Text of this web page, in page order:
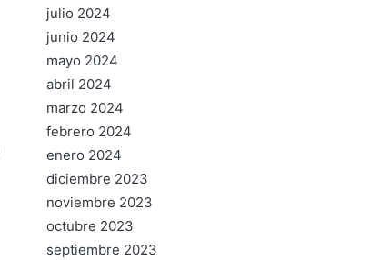
julio 2024
junio 2024
mayo 2024
abril 2024
marzo 2024
febrero 2024
enero 2024
diciembre 2023
noviembre 2023
octubre 2023
septiembre 2023